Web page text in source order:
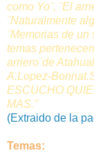
como Yo¨, ¨El
¨Naturalmente
¨Memorias de un
temas
arriero¨de
A.Lopez-
ESCUCHO
MAS."
(Extraido de la
Temas: